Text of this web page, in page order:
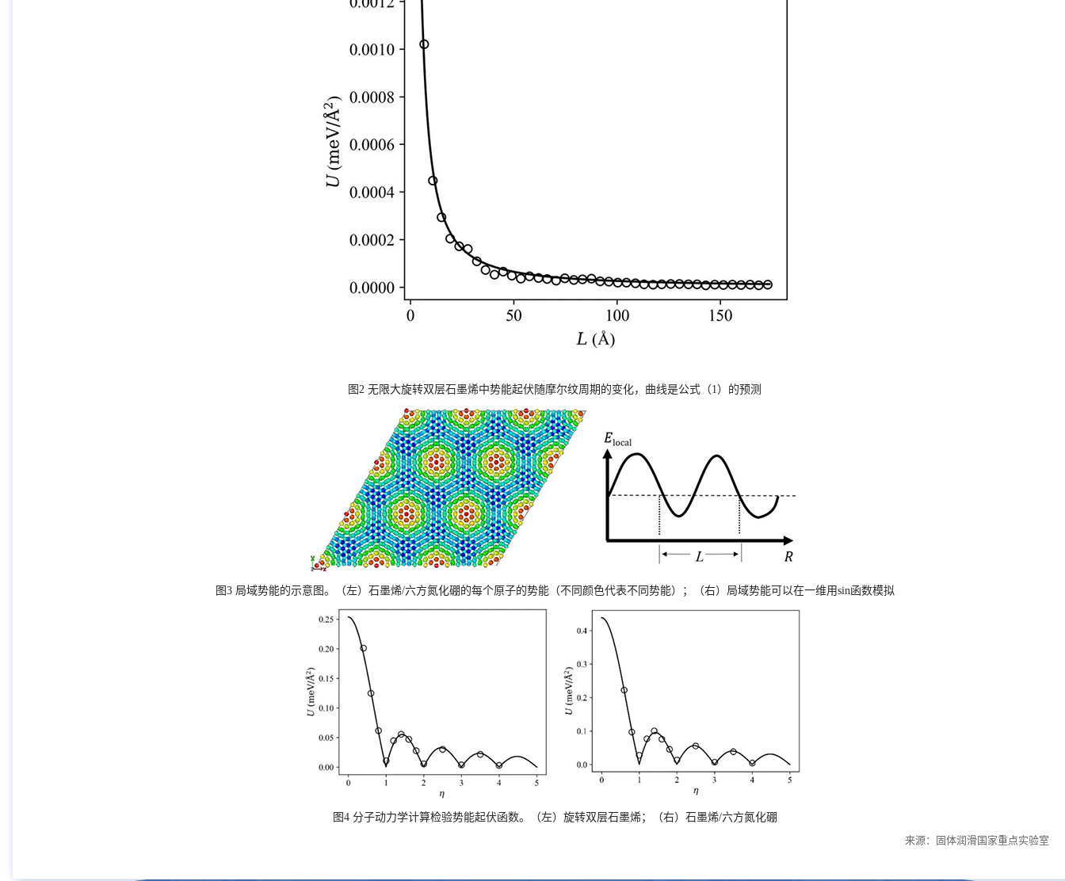
图2 无限大旋转双层石墨烯中势能起伏随摩尔纹周期的变化，曲线是公式（1）的预测
图3局域势能的示意图。（左）石墨烯/六方氮化硼的每个原子的势能（不同颜色代表不同势能）；（右）局域势能可以在一维用sin函数模拟
图4 分子动力学计算检验势能起伏函数。（左）旋转双层石墨烯；（右）石墨烯/六方氮化硼
来源：固体润滑国家重点实验室